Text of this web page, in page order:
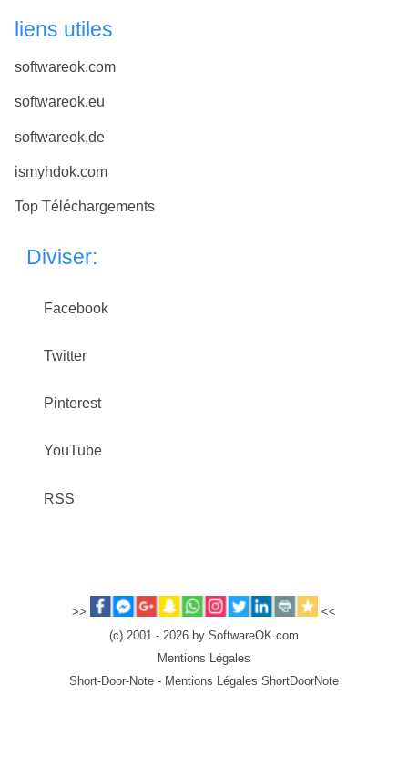
liens utiles
softwareok.com
softwareok.eu
softwareok.de
ismyhdok.com
Top Téléchargements
Diviser:
Facebook
Twitter
Pinterest
YouTube
RSS
>>
<<
(c) 2001 - 2026 by SoftwareOK.com
Mentions Légales
Short-Door-Note - Mentions Légales ShortDoorNote